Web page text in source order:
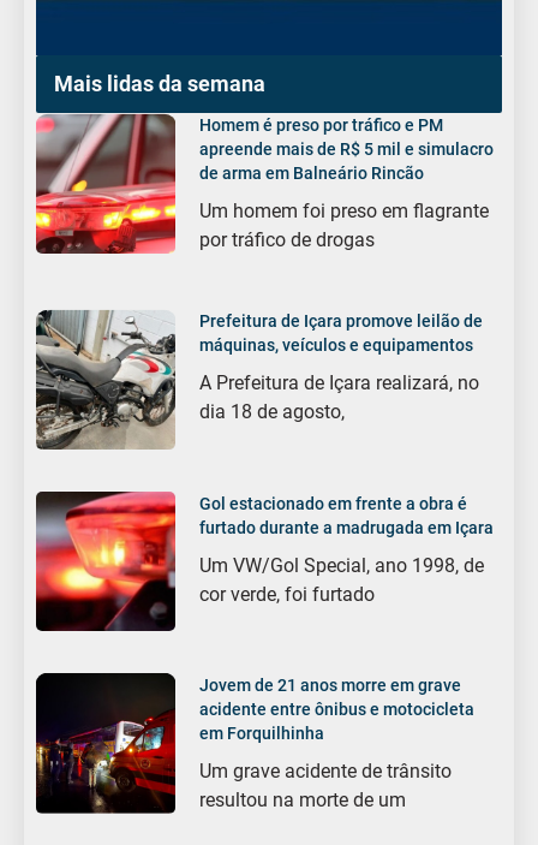
Mais lidas da semana
Homem é preso por tráfico e PM
apreende mais de R$ 5 mil e simulacro
de arma em Balneário Rincão
Um homem foi preso em flagrante
por tráfico de drogas
Prefeitura de Içara promove leilão de
máquinas, veículos e equipamentos
A Prefeitura de Içara realizará, no
dia 18 de agosto,
Gol estacionado em frente a obra é
furtado durante a madrugada em Içara
Um VW/Gol Special, ano 1998, de
cor verde, foi furtado
Jovem de 21 anos morre em grave
acidente entre ônibus e motocicleta
em Forquilhinha
Um grave acidente de trânsito
resultou na morte de um